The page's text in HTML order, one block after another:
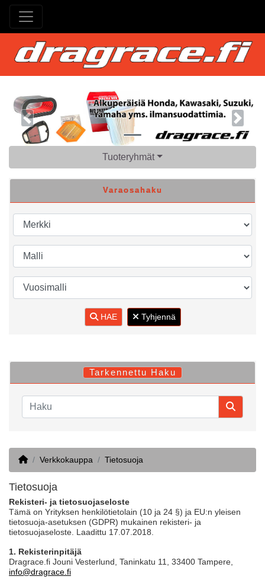
Previous Next
Tuoteryhmät
Varaosahaku
HAE Tyhjennä
Tarkennettu Haku
HomeVerkkokauppa Tietosuoja
Tietosuoja
Rekisteri- ja tietosuojaseloste
Tämä on Yrityksen henkilötietolain (10 ja 24 §) ja EU:n yleisen
tietosuoja-asetuksen (GDPR) mukainen rekisteri- ja
tietosuojaseloste. Laadittu 17.07.2018.
1. Rekisterinpitäjä
Dragrace.fi Jouni Vesterlund, Taninkatu 11, 33400 Tampere,
info@dragrace.fi